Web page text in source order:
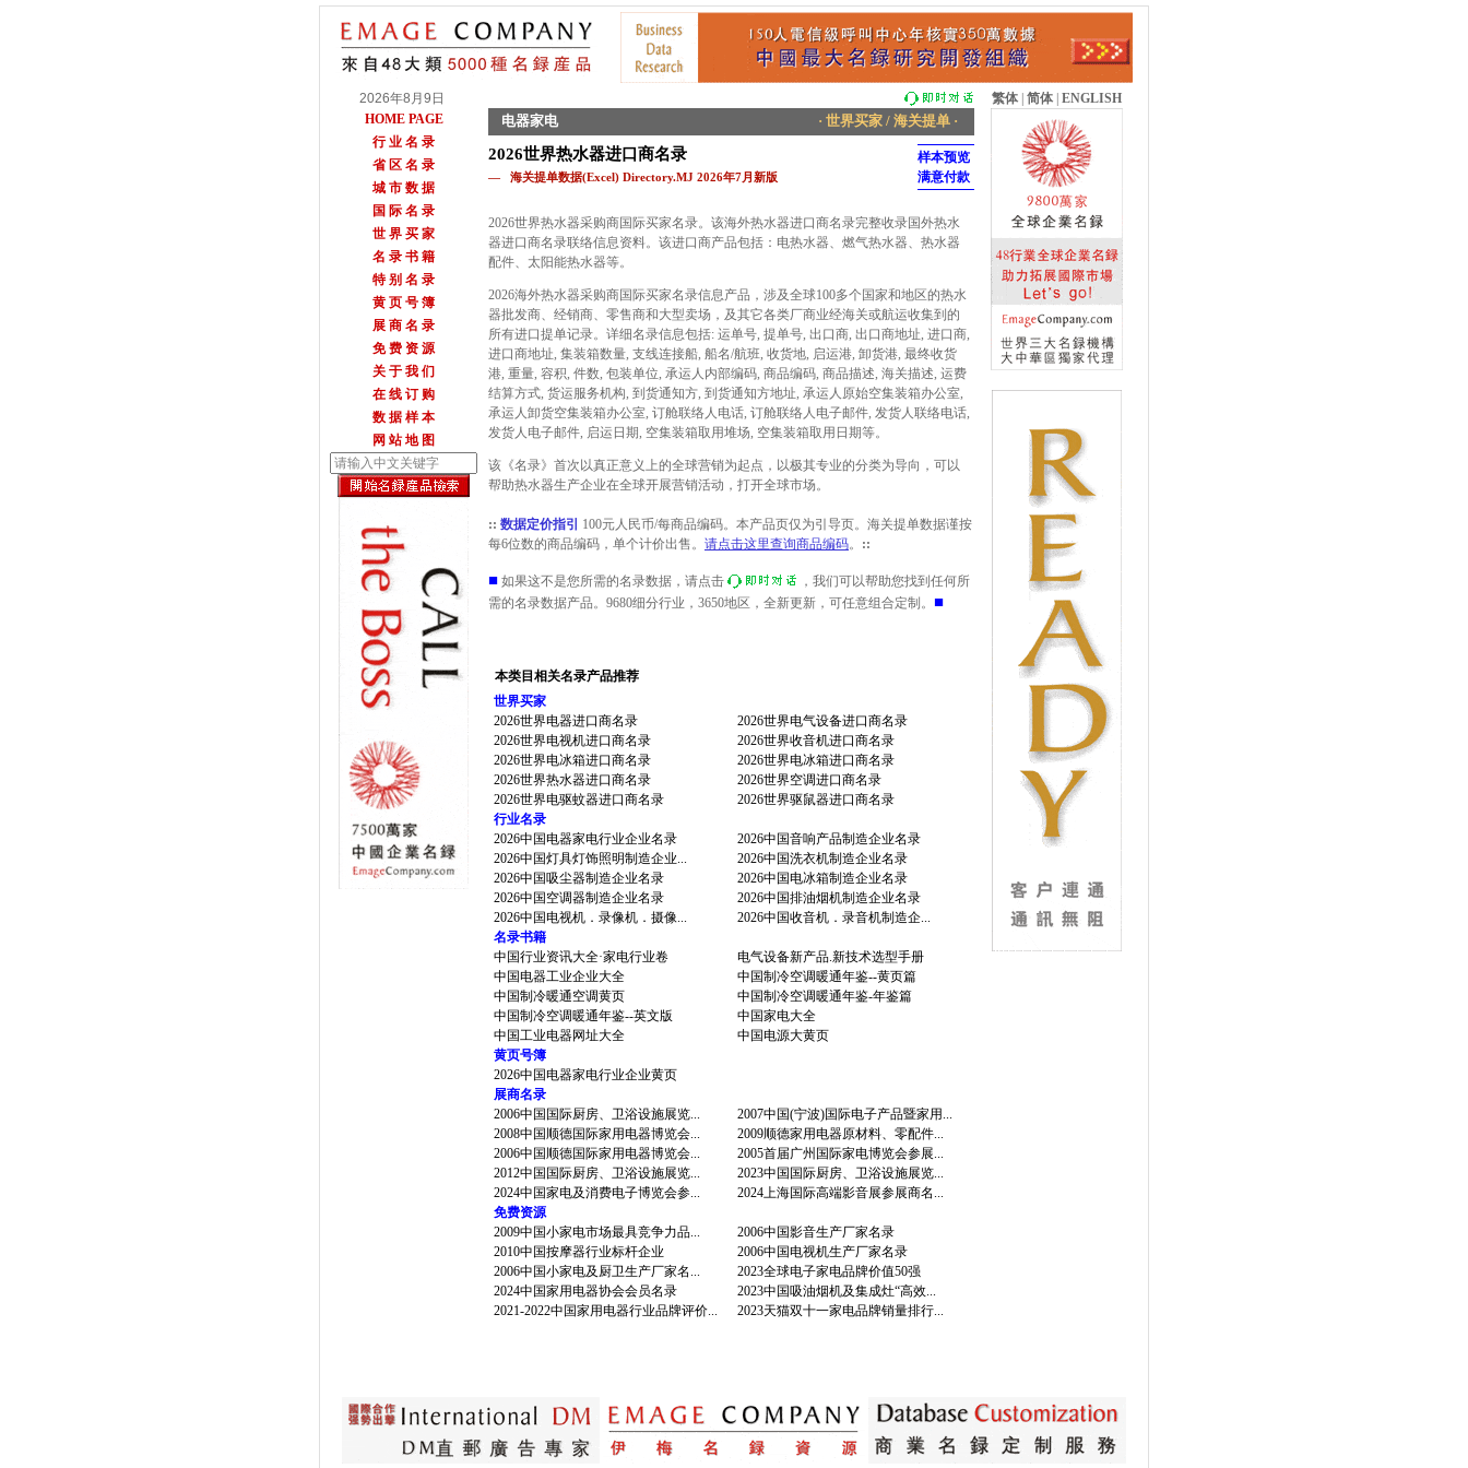
2026年8月9日 繁体 简体 ENGLISH
HOME PAGE
行 业 名 录
省 区 名 录
城 市 数 据
国 际 名 录
世 界 买 家
名 录 书 籍
特 别 名 录
黄 页 号 簿
展 商 名 录
免 费 资 源
关 于 我 们
在 线 订 购
数 据 样 本
网 站 地 图
电器家电 · 世界买家 / 海关提单 ·
2026世界热水器进口商名录
— 海关提单数据(Excel) Directory.MJ 2026年7月新版
样本预览
满意付款
2026世界热水器采购商国际买家名录。该海外热水器进口商名录完整收录国外热水
器进口商名录联络信息资料。该进口商产品包括：电热水器、燃气热水器、热水器
配件、太阳能热水器等。
2026海外热水器采购商国际买家名录信息产品，涉及全球100多个国家和地区的热水
器批发商、经销商、零售商和大型卖场，及其它各类厂商业经海关或航运收集到的
所有进口提单记录。详细名录信息包括: 运单号, 提单号, 出口商, 出口商地址, 进口商,
进口商地址, 集装箱数量, 支线连接船, 船名/航班, 收货地, 启运港, 卸货港, 最终收货
港, 重量, 容积, 件数, 包装单位, 承运人内部编码, 商品编码, 商品描述, 海关描述, 运费
结算方式, 货运服务机构, 到货通知方, 到货通知方地址, 承运人原始空集装箱办公室,
承运人卸货空集装箱办公室, 订舱联络人电话, 订舱联络人电子邮件, 发货人联络电话,
发货人电子邮件, 启运日期, 空集装箱取用堆场, 空集装箱取用日期等。
该《名录》首次以真正意义上的全球营销为起点，以极其专业的分类为导向，可以
帮助热水器生产企业在全球开展营销活动，打开全球市场。
:: 数据定价指引
100元人民币/每商品编码。本产品页仅为引导页。海关提单数据谨按
每6位数的商品编码，单个计价出售。 请点击这里查询商品编码。 ::
■ 如果这不是您所需的名录数据，请点击
，我们可以帮助您找到任何所
需的名录数据产品。9680细分行业，3650地区，全新更新，可任意组合定制。 ■
本类目相关名录产品推荐
世界买家
2026世界电器进口商名录
2026世界电气设备进口商名录
2026世界电视机进口商名录
2026世界收音机进口商名录
2026世界电冰箱进口商名录
2026世界电冰箱进口商名录
2026世界热水器进口商名录
2026世界空调进口商名录
2026世界电驱蚊器进口商名录
2026世界驱鼠器进口商名录
行业名录
2026中国电器家电行业企业名录
2026中国音响产品制造企业名录
2026中国灯具灯饰照明制造企业...
2026中国洗衣机制造企业名录
2026中国吸尘器制造企业名录
2026中国电冰箱制造企业名录
2026中国空调器制造企业名录
2026中国排油烟机制造企业名录
2026中国电视机．录像机．摄像...
2026中国收音机．录音机制造企...
名录书籍
中国行业资讯大全·家电行业卷
电气设备新产品.新技术选型手册
中国电器工业企业大全
中国制冷空调暖通年鉴--黄页篇
中国制冷暖通空调黄页
中国制冷空调暖通年鉴-年鉴篇
中国制冷空调暖通年鉴--英文版
中国家电大全
中国工业电器网址大全
中国电源大黄页
黄页号簿
2026中国电器家电行业企业黄页
展商名录
2006中国国际厨房、卫浴设施展览...
2007中国(宁波)国际电子产品暨家用...
2008中国顺德国际家用电器博览会...
2009顺德家用电器原材料、零配件...
2006中国顺德国际家用电器博览会...
2005首届广州国际家电博览会参展...
2012中国国际厨房、卫浴设施展览...
2023中国国际厨房、卫浴设施展览...
2024中国家电及消费电子博览会参...
2024上海国际高端影音展参展商名...
免费资源
2009中国小家电市场最具竞争力品...
2006中国影音生产厂家名录
2010中国按摩器行业标杆企业
2006中国电视机生产厂家名录
2006中国小家电及厨卫生产厂家名...
2023全球电子家电品牌价值50强
2024中国家用电器协会会员名录
2023中国吸油烟机及集成灶“高效...
2021-2022中国家用电器行业品牌评价...
2023天猫双十一家电品牌销量排行...